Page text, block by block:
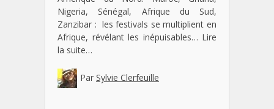
Nigeria, Sénégal, Afrique du Sud,
Zanzibar : les festivals se multiplient en
Afrique, révélant les inépuisables… Lire
la suite…
Par Sylvie Clerfeuille